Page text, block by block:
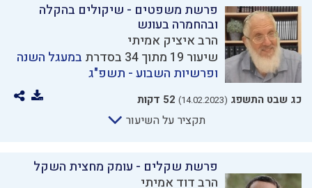
פרשת משפטים - שיקולים בהקלה
ובהחמרה בעונש
הרב איציק אמיתי
שיעור 19 מתוך 34 בסדרת
במעגל השנה
ופרשיות השבוע - תשפ"ג
כג שבט התשפג (14.02.2023) 52 דקות
תקציר על השיעור
פרשת שקלים - עומק מחצית השקל
הרב דוד אמיתי